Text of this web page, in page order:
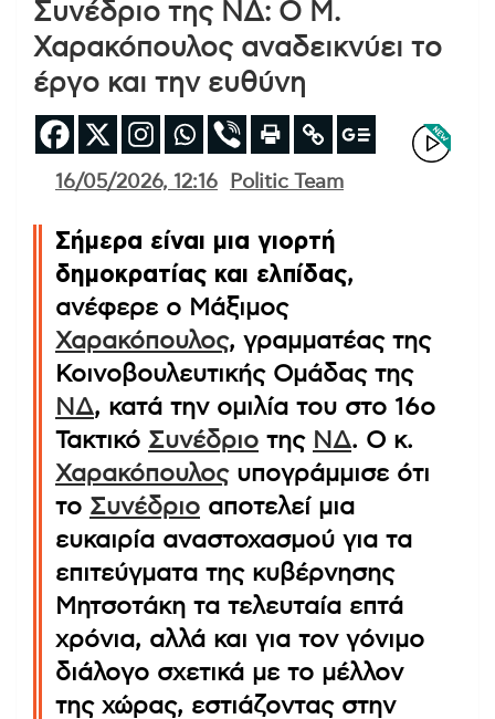
Συνέδριο της ΝΔ: Ο Μ.
Χαρακόπουλος αναδεικνύει το
έργο και την ευθύνη
16/05/2026, 12:16 Politic Team
Σήμερα είναι μια γιορτή
δημοκρατίας και ελπίδας,
ανέφερε ο Μάξιμος
Χαρακόπουλος, γραμματέας της
Κοινοβουλευτικής Ομάδας της
ΝΔ, κατά την ομιλία του στο 16ο
Τακτικό Συνέδριο της ΝΔ. Ο κ.
Χαρακόπουλοςυπογράμμισε ότι
το Συνέδριο αποτελεί μια
ευκαιρία αναστοχασμού για τα
επιτεύγματα της κυβέρνησης
Μητσοτάκη τα τελευταία επτά
χρόνια, αλλά και για τον γόνιμο
διάλογο σχετικά με το μέλλον
της χώρας, εστιάζοντας στην